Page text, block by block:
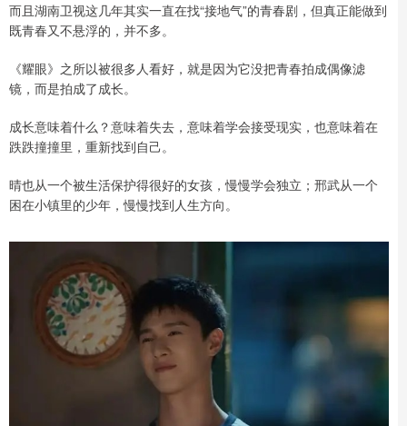
而且湖南卫视这几年其实一直在找“接地气”的青春剧，但真正能做到
既青春又不悬浮的，并不多。
《耀眼》之所以被很多人看好，就是因为它没把青春拍成偶像滤
镜，而是拍成了成长。
成长意味着什么？意味着失去，意味着学会接受现实，也意味着在
跌跌撞撞里，重新找到自己。
晴也从一个被生活保护得很好的女孩，慢慢学会独立；邢武从一个
困在小镇里的少年，慢慢找到人生方向。